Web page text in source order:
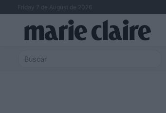
Friday 7 de August de 2026